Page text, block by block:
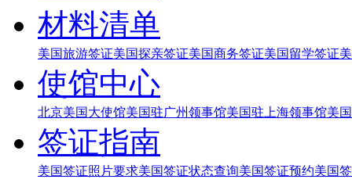
材料清单
美国旅游签证美国探亲签证美国商务签证美国留学签证
使馆中心
北京美国大使馆美国驻广州领事馆美国驻上海领事馆美
签证指南
美国签证照片要求美国签证状态查询美国签证预约美国